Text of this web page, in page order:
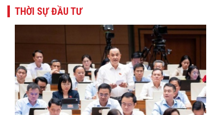
THỜI SỰ ĐẦU TƯ